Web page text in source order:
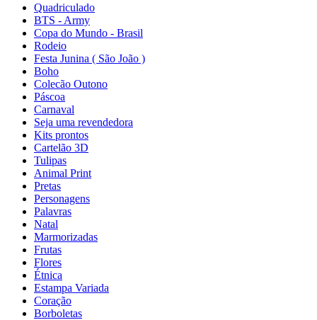
Quadriculado
BTS - Army
Copa do Mundo - Brasil
Rodeio
Festa Junina ( São João )
Boho
Colecão Outono
Páscoa
Carnaval
Seja uma revendedora
Kits prontos
Cartelão 3D
Tulipas
Animal Print
Pretas
Personagens
Palavras
Natal
Marmorizadas
Frutas
Flores
Étnica
Estampa Variada
Coração
Borboletas